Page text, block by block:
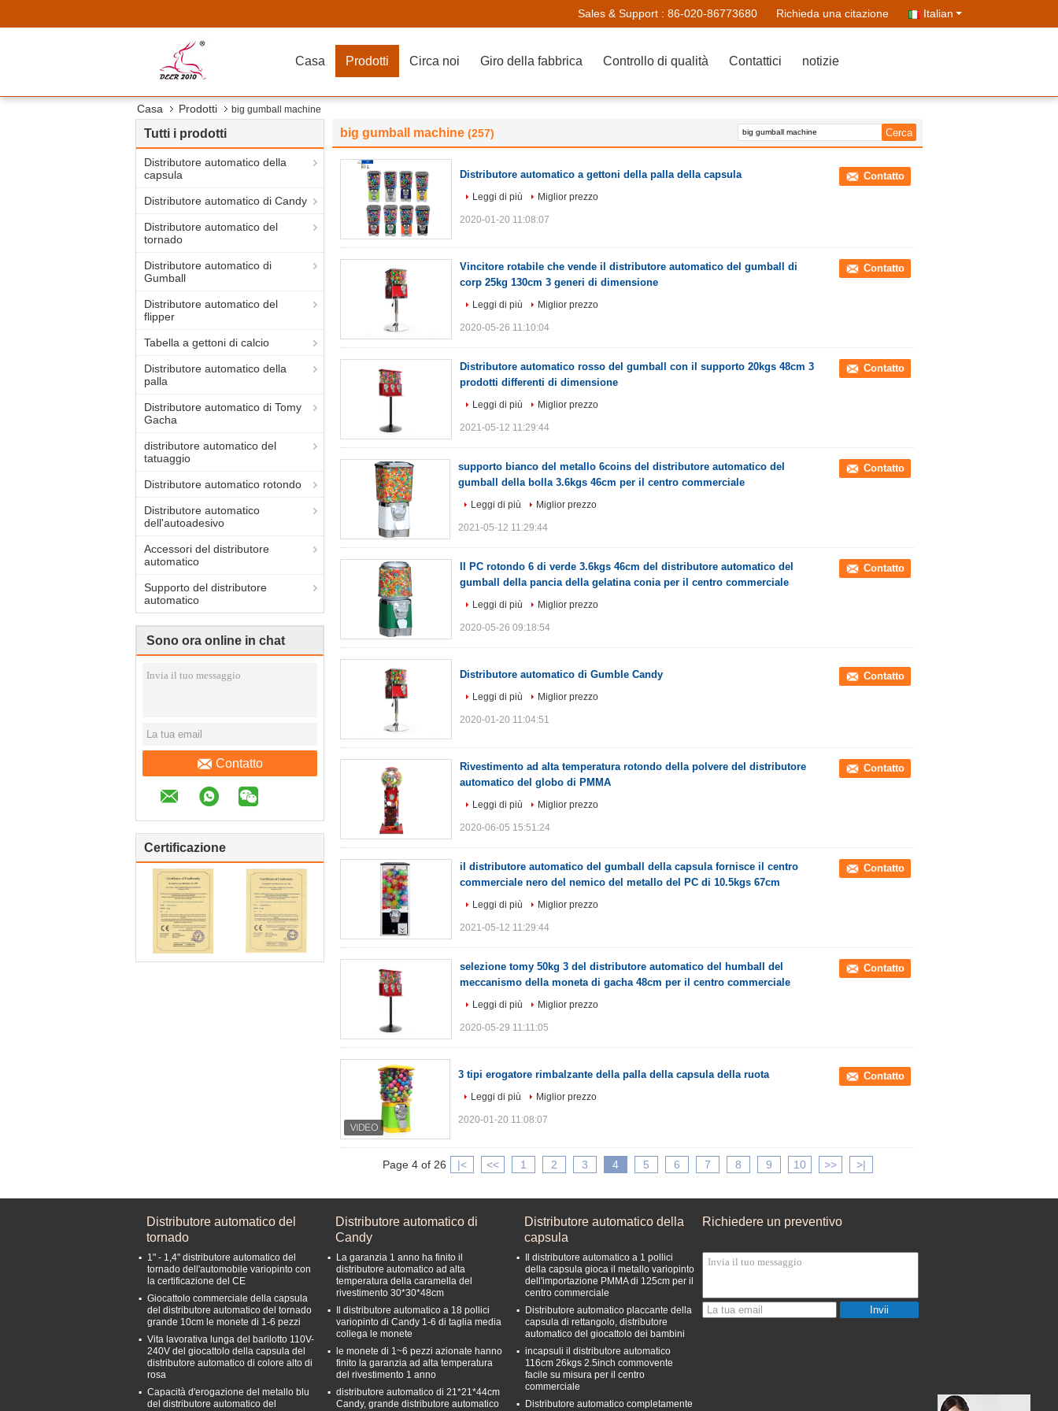
Sales & Support : 86-020-86773680 Richieda una citazione Italian
Casa Prodotti Circa noi Giro della fabbrica Controllo di qualità Contattici notizie
Casa Prodotti big gumball machine
Tutti i prodotti
Distributore automatico della
capsula
Distributore automatico di Candy
Distributore automatico del
tornado
Distributore automatico di
Gumball
Distributore automatico del
flipper
Tabella a gettoni di calcio
Distributore automatico della
palla
Distributore automatico di Tomy
Gacha
distributore automatico del
tatuaggio
Distributore automatico rotondo
Distributore automatico
dell'autoadesivo
Accessori del distributore
automatico
Supporto del distributore
automatico
Sono ora online in chat
Contatto
Certificazione
big gumball machine (257)
Distributore automatico a gettoni della palla della capsula Contatto
Leggi di più Miglior prezzo
2020-01-20 11:08:07
Vincitore rotabile che vende il distributore automatico del gumball di
corp 25kg 130cm 3 generi di dimensione
Contatto
Leggi di più Miglior prezzo
2020-05-26 11:10:04
Distributore automatico rosso del gumball con il supporto 20kgs 48cm 3
prodotti differenti di dimensione
Contatto
Leggi di più Miglior prezzo
2021-05-12 11:29:44
supporto bianco del metallo 6coins del distributore automatico del
gumball della bolla 3.6kgs 46cm per il centro commerciale
Contatto
Leggi di più Miglior prezzo
2021-05-12 11:29:44
Il PC rotondo 6 di verde 3.6kgs 46cm del distributore automatico del
gumball della pancia della gelatina conia per il centro commerciale
Contatto
Leggi di più Miglior prezzo
2020-05-26 09:18:54
Distributore automatico di Gumble Candy Contatto
Leggi di più Miglior prezzo
2020-01-20 11:04:51
Rivestimento ad alta temperatura rotondo della polvere del distributore
automatico del globo di PMMA
Contatto
Leggi di più Miglior prezzo
2020-06-05 15:51:24
il distributore automatico del gumball della capsula fornisce il centro
commerciale nero del nemico del metallo del PC di 10.5kgs 67cm
Contatto
Leggi di più Miglior prezzo
2021-05-12 11:29:44
selezione tomy 50kg 3 del distributore automatico del humball del
meccanismo della moneta di gacha 48cm per il centro commerciale
Contatto
Leggi di più Miglior prezzo
2020-05-29 11:11:05
3 tipi erogatore rimbalzante della palla della capsula della ruota Contatto
Leggi di più Miglior prezzo
2020-01-20 11:08:07
Page 4 of 26 |< << 1 2 3 4 5 6 7 8 9 10 >> >|
Distributore automatico del
tornado
1" - 1,4" distributore automatico del
tornado dell'automobile variopinto con
la certificazione del CE
Giocattolo commerciale della capsula
del distributore automatico del tornado
grande 10cm le monete di 1-6 pezzi
Vita lavorativa lunga del barilotto 110V-
240V del giocattolo della capsula del
distributore automatico di colore alto di
rosa
Capacità d'erogazione del metallo blu
del distributore automatico del
Distributore automatico di
Candy
La garanzia 1 anno ha finito il
distributore automatico ad alta
temperatura della caramella del
rivestimento 30*30*48cm
Il distributore automatico a 18 pollici
variopinto di Candy 1-6 di taglia media
collega le monete
le monete di 1~6 pezzi azionate hanno
finito la garanzia ad alta temperatura
del rivestimento 1 anno
distributore automatico di 21*21*44cm
Candy, grande distributore automatico
Distributore automatico della
capsula
Il distributore automatico a 1 pollici
della capsula gioca il metallo variopinto
dell'importazione PMMA di 125cm per il
centro commerciale
Distributore automatico placcante della
capsula di rettangolo, distributore
automatico del giocattolo dei bambini
incapsuli il distributore automatico
116cm 26kgs 2.5inch commovente
facile su misura per il centro
commerciale
Distributore automatico completamente
Richiedere un preventivo
Invii